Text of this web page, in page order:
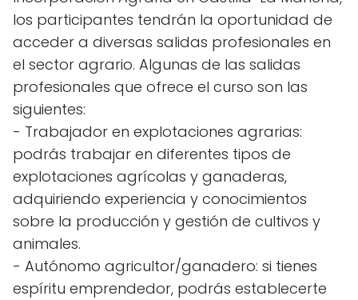
los participantes tendrán la oportunidad de
acceder a diversas salidas profesionales en
el sector agrario. Algunas de las salidas
profesionales que ofrece el curso son las
siguientes:
- Trabajador en explotaciones agrarias:
podrás trabajar en diferentes tipos de
explotaciones agrícolas y ganaderas,
adquiriendo experiencia y conocimientos
sobre la producción y gestión de cultivos y
animales.
- Autónomo agricultor/ganadero: si tienes
espíritu emprendedor, podrás establecerte